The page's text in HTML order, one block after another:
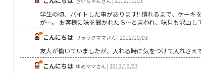
学生の頃、バイトした事があります!! 慣れるまで、ケー
が…。 お客様に味を聞かれたら…と言われ、味見も沢山し
こんにちは リラックママさん | 2012/10/03
友人が働いていましたが、入れる時に気をつけて入れさえ
こんにちは ゆめママさん | 2012/10/03